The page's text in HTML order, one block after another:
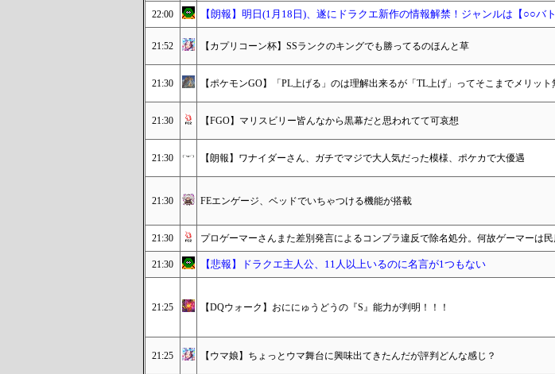
22:00 【朗報】明日(1月18日)、遂にドラクエ新作の情報解禁！ジャンルは【○○バト
21:52 【カプリコーン杯】SSランクのキングでも勝ってるのほんと草
21:30 【ポケモンGO】「PL上げる」のは理解出来るが「TL上げ」ってそこまでメリット
21:30 【FGO】マリスビリー皆んなから黒幕だと思われてて可哀想
21:30 【朗報】ワナイダーさん、ガチでマジで大人気だった模様、ポケカで大優遇
21:30 FEエンゲージ、ベッドでいちゃつける機能が搭載
21:30 プロゲーマーさんまた差別発言によるコンプラ違反で除名処分。何故ゲーマーは民
21:30 【悲報】ドラクエ主人公、11人以上いるのに名言が1つもない
21:25 【DQウォーク】おににゅうどうの『S』能力が判明！！！
21:25 【ウマ娘】ちょっとウマ舞台に興味出てきたんだが評判どんな感じ？